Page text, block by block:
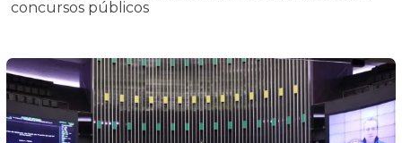
concursos públicos